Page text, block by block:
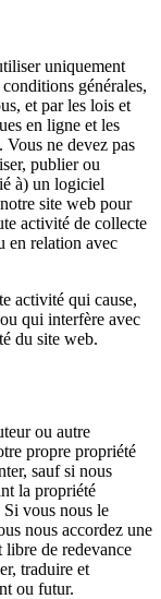
uniquement
générales,
et par les lois et
en ligne et les
Vous ne devez pas
publier ou
à) un logiciel
site web pour
activité de collecte
en relation avec
activité qui cause,
qui interfère avec
du site web.
ou autre
propre propriété
sauf si nous
la propriété
vous nous le
nous accordez une
de redevance
traduire et
ou futur.